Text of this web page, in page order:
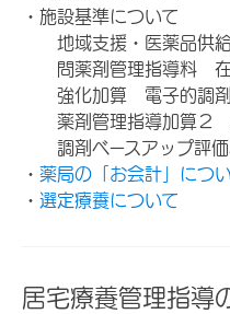
・施設基準について
地域支援・医薬品供
問薬剤管理指導料
強化加算 電子的調
薬剤管理指導加算２
調剤ベースアップ評
・ 薬局の「お会計」につ
・ 選定療養について
居宅療養管理指導